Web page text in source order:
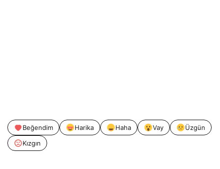
Beğendim Harika Haha Vay
Üzgün
Kızgın